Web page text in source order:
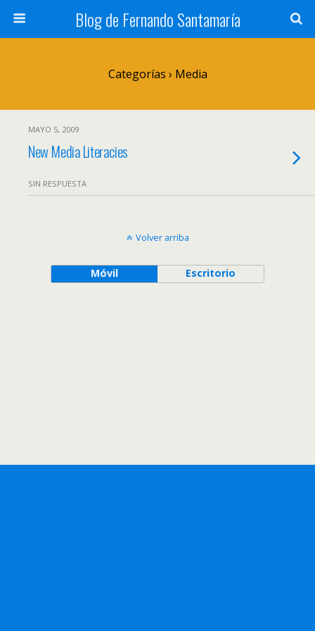
Blog de Fernando Santamaría
Categorías › Media
MAYO 5, 2009
New Media Literacies
SIN RESPUESTA
Volver arriba
Móvil Escritorio